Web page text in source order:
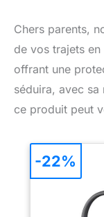
Chers parents,
de vos trajets
offrant une
séduira, avec sa
ce produit peut
-22%